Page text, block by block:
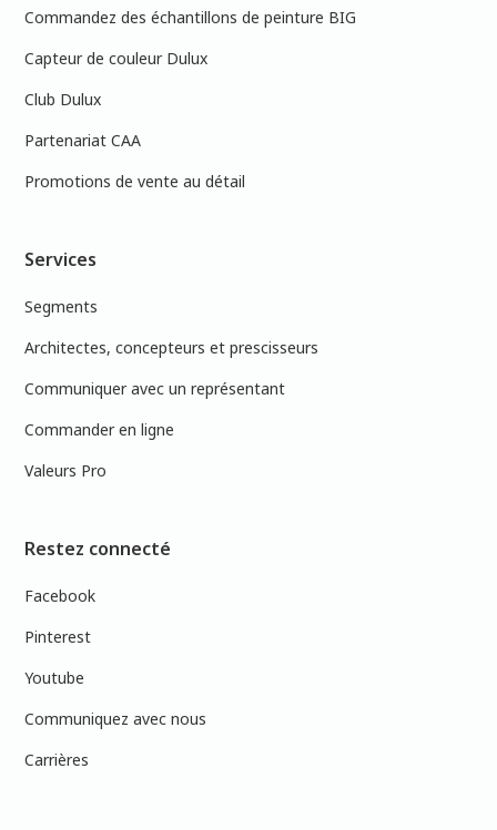
Commandez des échantillons de peinture BIG
Capteur de couleur Dulux
Club Dulux
Partenariat CAA
Promotions de vente au détail
Services
Segments
Architectes, concepteurs et prescisseurs
Communiquer avec un représentant
Commander en ligne
Valeurs Pro
Restez connecté
Facebook
Pinterest
Youtube
Communiquez avec nous
Carrières